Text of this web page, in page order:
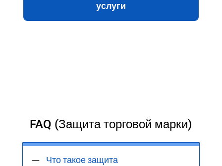
услуги
FAQ (Защита торговой марки)
Что такое защита